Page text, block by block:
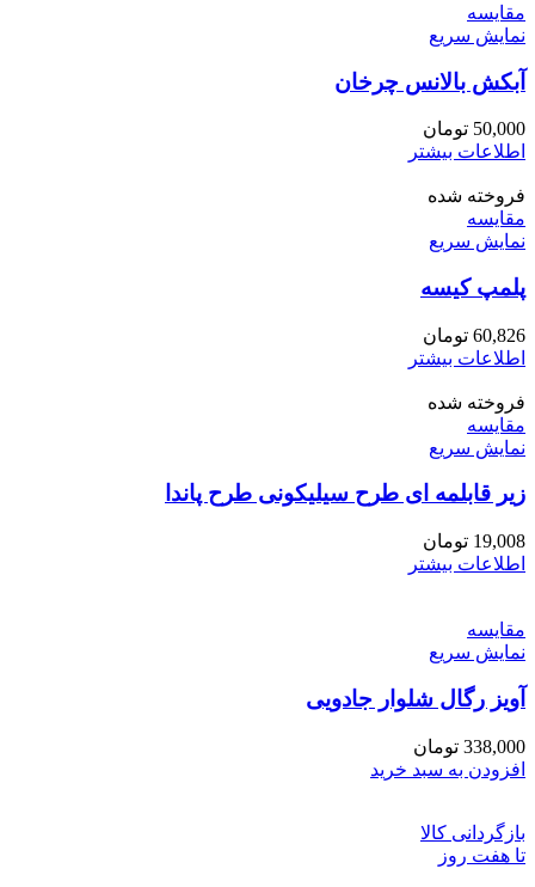
مقايسه
نمایش سریع
آبکش بالانس چرخان
50,000 تومان
اطلاعات بیشتر
فروخته شده
مقايسه
نمایش سریع
پلمپ کیسه
60,826 تومان
اطلاعات بیشتر
فروخته شده
مقايسه
نمایش سریع
زیر قابلمه ای طرح سیلیکونی طرح پاندا
19,008 تومان
اطلاعات بیشتر
مقايسه
نمایش سریع
آویز رگال شلوار جادویی
338,000 تومان
افزودن به سبد خرید
بازگردانی کالا
تا هفت روز